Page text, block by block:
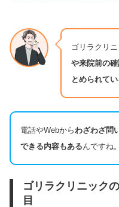
ゴリラクリ
や来院前の
とめられてい
電話やWebからわざわざ問
できる内容もあるんですね
ゴリラクリニック
目